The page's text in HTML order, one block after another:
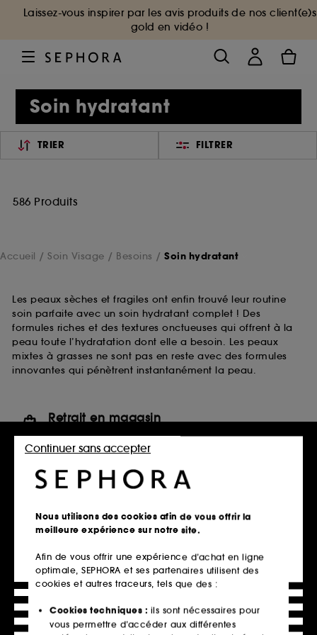
Laissez-vous inspirer par les avis produits de nos client(e)s
gold en vidéo !
Soin hydratant
TRIER FILTRER
586 Produits
Accueil Soin Visage Besoins Soin hydratant
Les peaux sèches et fragiles ont enfin trouvé leur routine
soin parfaite avec un soin hydratant complet ! Des
formules riches et des textures onctueuses qui offrent à la
peau toute l’hydratation dont elle a besoin. Les peaux
mixtes à grasses ne sont pas en reste avec des formules
innovantes qui pénètrent instantanément la peau.
Retrait en magasin
Click & Collect en 2h offert
En savoir plus
Livraison standard offerte
à domicile dès 60€ en France
métropolitaine et Monaco
Explorer l'offre
Paiements sécurisés
En savoir plus
Nous utilisons des cookies afin de vous offrir la
meilleure expérience sur notre site.
Afin de vous offrir une expérience d’achat en ligne
optimale, SEPHORA et ses partenaires utilisent des
cookies et autres traceurs, tels que des :
Cookies techniques : ils sont nécessaires pour
vous permettre d’accéder aux différentes
Continuer sans accepter